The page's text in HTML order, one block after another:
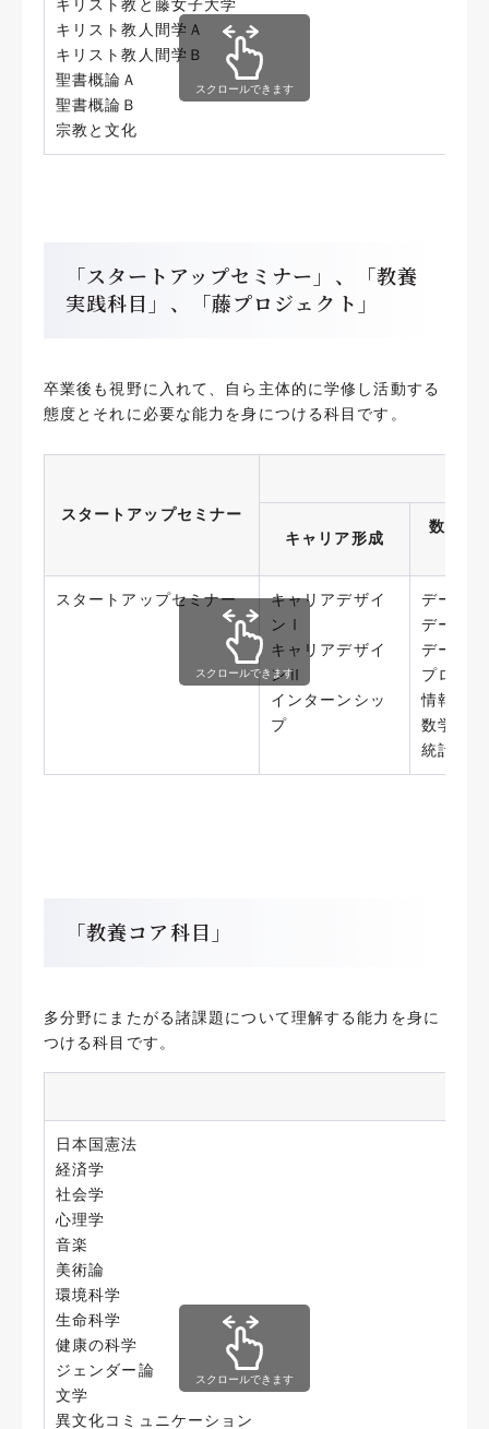
キリスト教と藤女子大学
キリスト教人間学Ａ
キリスト教人間学Ｂ
聖書概論Ａ
聖書概論Ｂ
宗教と文化
スクロールできます
「スタートアップセミナー」、「教養
実践科目」、「藤プロジェクト」
卒業後も視野に入れて、自ら主体的に学修し活動する
態度とそれに必要な能力を身につける科目です。
スタートアップセミナー
キャリア形成
数理・
スタートアップセミナー
キャリアデザイ
ンⅠ
キャリアデザイ
ンⅡ
インターンシッ
プ
データ
データ
データ
プログ
情報処
数学
統計学
スクロールできます
「教養コア科目」
多分野にまたがる諸課題について理解する能力を身に
つける科目です。
日本国憲法
経済学
社会学
心理学
音楽
美術論
環境科学
生命科学
健康の科学
ジェンダー論
文学
異文化コミュニケーション
スクロールできます